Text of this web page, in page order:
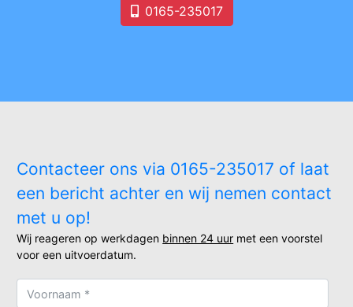
0165-235017
Contacteer ons via 0165-235017 of laat
een bericht achter en wij nemen contact
met u op!
Wij reageren op werkdagen binnen 24 uur met een voorstel
voor een uitvoerdatum.